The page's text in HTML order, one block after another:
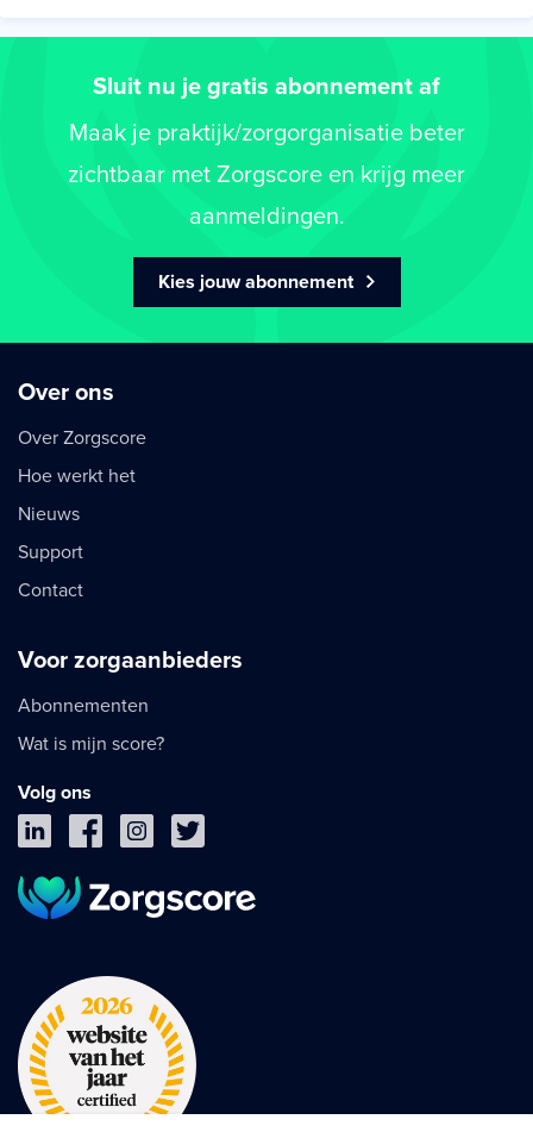
Sluit nu je gratis abonnement af
Maak je praktijk/zorgorganisatie beter
zichtbaar met Zorgscore en krijg meer
aanmeldingen.
Kies jouw abonnement
Over ons
Over Zorgscore
Hoe werkt het
Nieuws
Support
Contact
Voor zorgaanbieders
Abonnementen
Wat is mijn score?
Volg ons